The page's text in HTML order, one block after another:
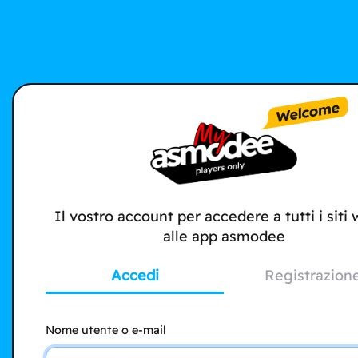
Il vostro account per accedere a tutti i siti
alle app asmodee
Accedi
Nome utente o e-mail